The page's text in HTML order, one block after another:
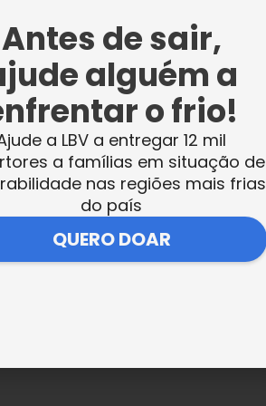
Antes de sair,
alguém a
o frio!
a LBV a entregar 12 mil
a famílias em situação de
nas regiões mais frias
do país
QUERO DOAR